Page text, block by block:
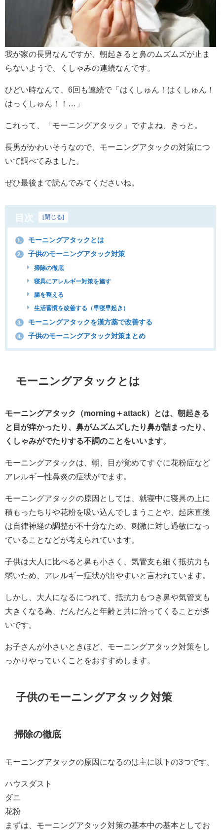
我が家の長男なんですが、朝起きると鼻のムズムズが止ま
らないようで、くしゃみの連続なんです。
ひどい時なんて、6回も連続で「はくしゅん！はくしゅん！
はっくしゅん！！…」
これって、「モーニングアタック」ですよね、きっと。
長男がかわいそうなので、モーニングアタックの対策につ
いて調べてみました。
ぜひ最後まで読んでみてくださいね。
目次 [閉じる]
1. モーニングアタックとは
2. 子供のモーニングアタック対策
掃除の徹底
寝具にアレルギー対策を施す
腸を整える
生活習慣を改善する（早寝早起き）
3. モーニングアタックを漢方薬で改善する
4. 子供のモーニングアタック対策まとめ
モーニングアタックとは
モーニングアタック（morning＋attack）とは、朝起きる
と目が痒かったり、鼻がムズムズしたり鼻が詰まったり、
くしゃみがでたりする不調のことをいいます。
モーニングアタックは、朝、目が覚めてすぐに花粉症など
アレルギー性鼻炎の症状がでます。
モーニングアタックの原因としては、就寝中に寝具の上に
積もったちりや花粉を吸い込んでしまうことや、起床直後
は自律神経の調整が不十分なため、刺激に対し過敏になっ
ていることなどが考えられています。
子供は大人に比べると鼻も小さく、気管支も細く抵抗力も
弱いため、アレルギー症状が出やすいと言われています。
しかし、大人になるにつれて、抵抗力もつき鼻や気管支も
大きくなる為、だんだんと年齢と共に治ってくることが多
いです。
お子さんが小さいときほど、モーニングアタック対策をし
っかりやっていくことをおすすめします。
子供のモーニングアタック対策
掃除の徹底
モーニングアタックの原因になるのは主に以下の3つです。
ハウスダスト
ダニ
花粉
まずは、モーニングアタック対策の基本中の基本としてお